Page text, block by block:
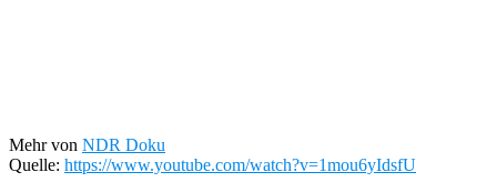
Mehr von NDR Doku
Quelle: https://www.youtube.com/watch?v=1mou6yIdsfU